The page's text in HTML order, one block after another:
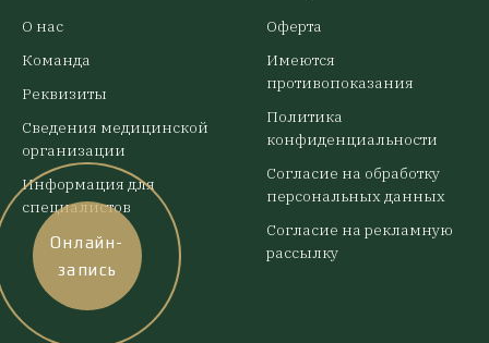
О нас
Команда
Реквизиты
Сведения медицинской
организации
Информация для
специалистов
Оферта
Имеются
противопоказания
Политика
конфиденциальности
Согласие на обработку
персональных данных
Согласие на рекламную
рассылку
Онлайн-
запись